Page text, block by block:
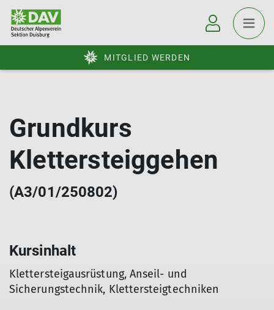
MITGLIED WERDEN
Grundkurs
Klettersteiggehen
(A3/01/250802)
Kursinhalt
Klettersteigausrüstung, Anseil- und
Sicherungstechnik, Klettersteigtechniken